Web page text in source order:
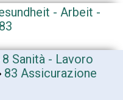
- Arbeit -
83
8 Sanità - Lavoro
83 Assicurazione